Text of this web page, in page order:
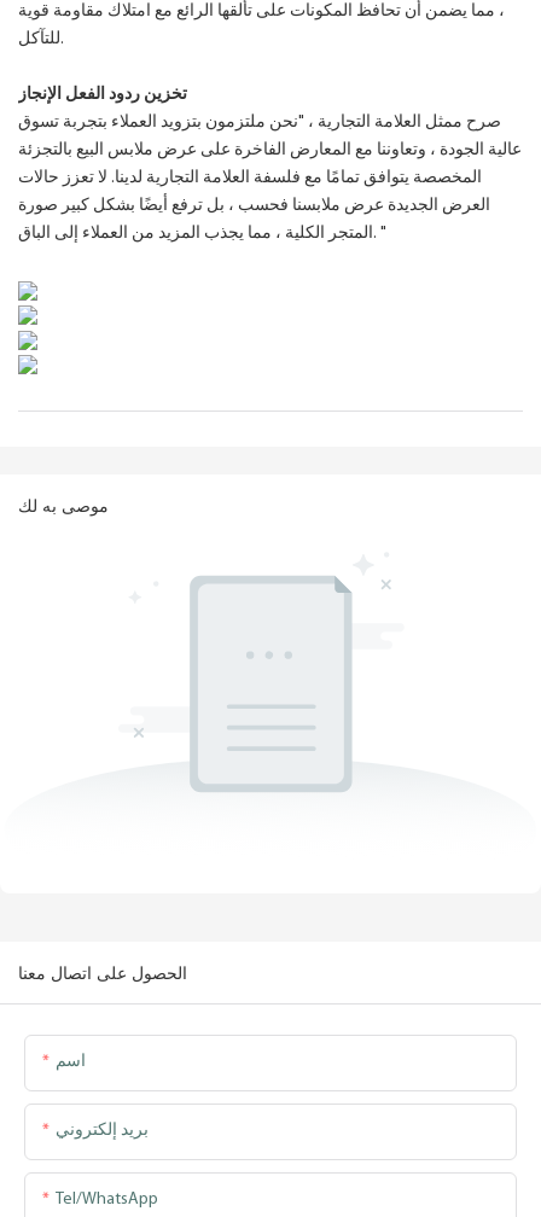
، مما يضمن أن تحافظ المكونات على تألقها الرائع مع امتلاك مقاومة قوية
للتآكل.
تخزين ردود الفعل الإنجاز
صرح ممثل العلامة التجارية ، "نحن ملتزمون بتزويد العملاء بتجربة تسوق
عالية الجودة ، وتعاوننا مع المعارض الفاخرة على عرض ملابس البيع بالتجزئة
المخصصة يتوافق تمامًا مع فلسفة العلامة التجارية لدينا. لا تعزز حالات
العرض الجديدة عرض ملابسنا فحسب ، بل ترفع أيضًا بشكل كبير صورة
المتجر الكلية ، مما يجذب المزيد من العملاء إلى الباق. "
موصى به لك
الحصول على اتصال معنا
اسم
بريد إلكتروني
Tel/WhatsApp